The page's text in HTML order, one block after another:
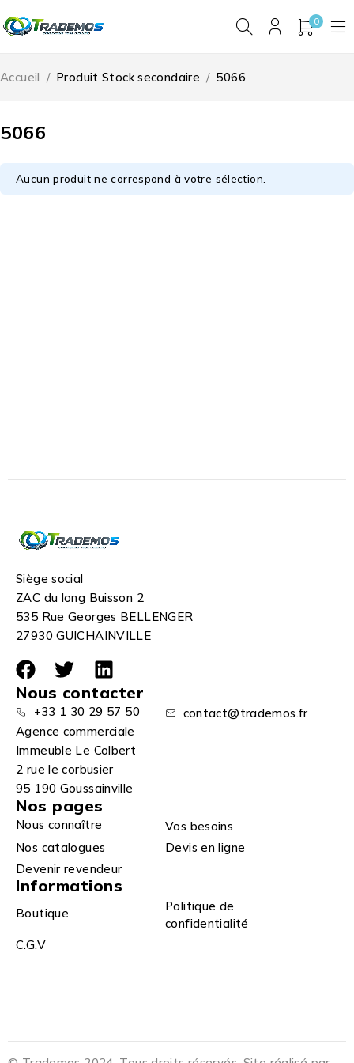
0
5066
Accueil / Produit Stock secondaire / 5066
Aucun produit ne correspond à votre sélection.
Siège social
ZAC du long Buisson 2
535 Rue Georges BELLENGER
27930 GUICHAINVILLE
Nous contacter
+33 1 30 29 57 50
contact@trademos.fr
Agence commerciale
Immeuble Le Colbert
2 rue le corbusier
95 190 Goussainville
Nos pages
Nous connaître
Vos besoins
Nos catalogues
Devis en ligne
Devenir revendeur
Informations
Boutique
Politique de
confidentialité
C.G.V